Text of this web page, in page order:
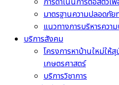
มาตรฐานความปลอดภัย
แนวทางการบริหารคว
บริการสังคม
โครงการหาบ้านใหม่ให้
เกษตรศาสตร์
บริการวิชาการ